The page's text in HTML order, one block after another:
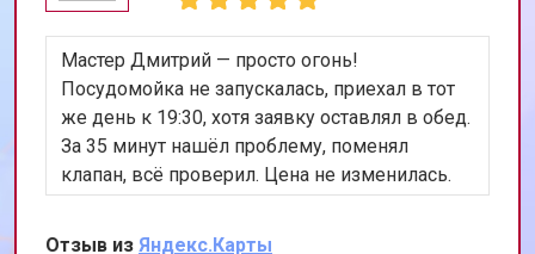
Замена расходомера от 1600 ₽ Заказать
Замена разбрызгивателя от 750 ₽ Заказать
Замена пускового конденсатора
циркуляционного насоса
Заказать
Замена проточного
нагревательного элемента
от 2000 ₽ Заказать
Мастер Дмитрий — просто огонь!
Посудомойка не запускалась, приехал в тот
же день к 19:30, хотя заявку оставлял в обед.
За 35 минут нашёл проблему, поменял
клапан, всё проверил. Цена не изменилась.
Теперь работает лучше, чем когда покупали.
Сохранил номер, всем уже разослал.
Отзыв из Яндекс.Карты